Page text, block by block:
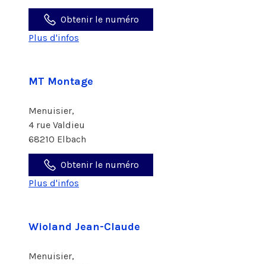
Obtenir le numéro
Plus d'infos
MT Montage
Menuisier,
4 rue Valdieu
68210 Elbach
Obtenir le numéro
Plus d'infos
Wioland Jean-Claude
Menuisier,